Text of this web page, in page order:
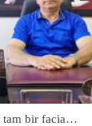
tam bir facia…